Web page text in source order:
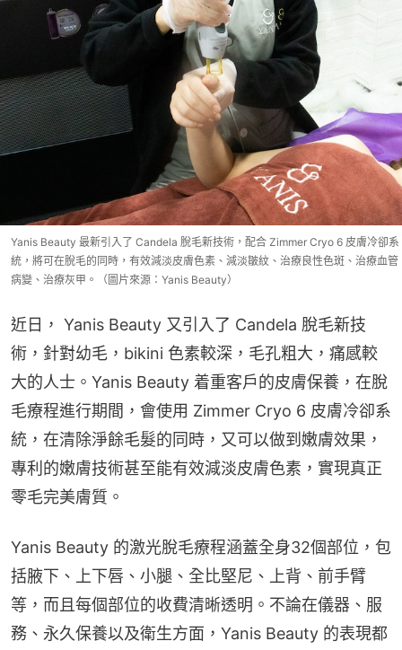
Yanis Beauty 最新引入了 Candela 脫毛新技術，配合 Zimmer Cryo 6 皮膚冷卻系
統，將可在脫毛的同時，有效減淡皮膚色素、減淡皺紋、治療良性色斑、治療血管
病變、治療灰甲。（圖片來源：Yanis Beauty）
近日， Yanis Beauty 又引入了 Candela 脫毛新技
術，針對幼毛，bikini 色素較深，毛孔粗大，痛感較
大的人士。Yanis Beauty 着重客戶的皮膚保養，在脫
毛療程進行期間，會使用 Zimmer Cryo 6 皮膚冷卻系
統，在清除淨餘毛髮的同時，又可以做到嫩膚效果，
專利的嫩膚技術甚至能有效減淡皮膚色素，實現真正
零毛完美膚質。
Yanis Beauty 的激光脫毛療程涵蓋全身32個部位，包
括腋下、上下唇、小腿、全比堅尼、上背、前手臂
等，而且每個部位的收費清晰透明。不論在儀器、服
務、永久保養以及衛生方面，Yanis Beauty 的表現都